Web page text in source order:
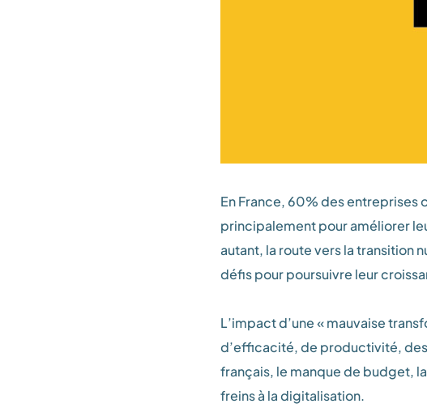
En France, 60% des
principalement pour améliorer
autant, la route vers la transition
défis pour poursuivre leur
L’impact d’une « mauvaise
d’efficacité, de productivité,
français, le manque de budget,
freins à la digitalisation.